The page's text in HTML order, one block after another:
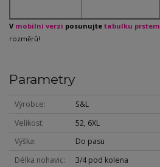
V mobilní verzi posunujte tabulku prstem
rozměrů!
Parametry
Výrobce
S&L
Velikost
52, 6XL
Výška
Do pasu
Délka nohavic
3/4 pod kolena